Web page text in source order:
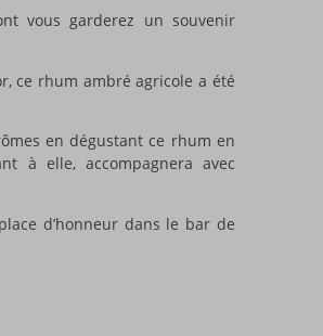
vous garderez un souvenir
ce rhum ambré agricole a été
en dégustant ce rhum en
à elle, accompagnera avec
d’honneur dans le bar de